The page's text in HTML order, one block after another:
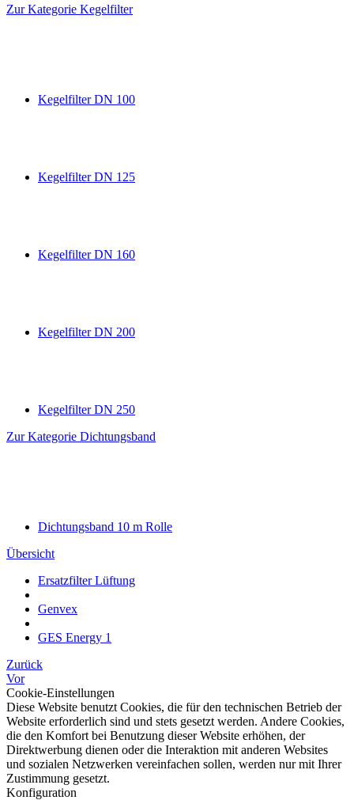
Zur Kategorie Kegelfilter
Kegelfilter DN 100
Kegelfilter DN 125
Kegelfilter DN 160
Kegelfilter DN 200
Kegelfilter DN 250
Zur Kategorie Dichtungsband
Dichtungsband 10 m Rolle
Übersicht
Ersatzfilter Lüftung
Genvex
GES Energy 1
Zurück
Vor
Cookie-Einstellungen
Diese Website benutzt Cookies, die für den technischen Betrieb der
Website erforderlich sind und stets gesetzt werden. Andere Cookies,
die den Komfort bei Benutzung dieser Website erhöhen, der
Direktwerbung dienen oder die Interaktion mit anderen Websites
und sozialen Netzwerken vereinfachen sollen, werden nur mit Ihrer
Zustimmung gesetzt.
Konfiguration